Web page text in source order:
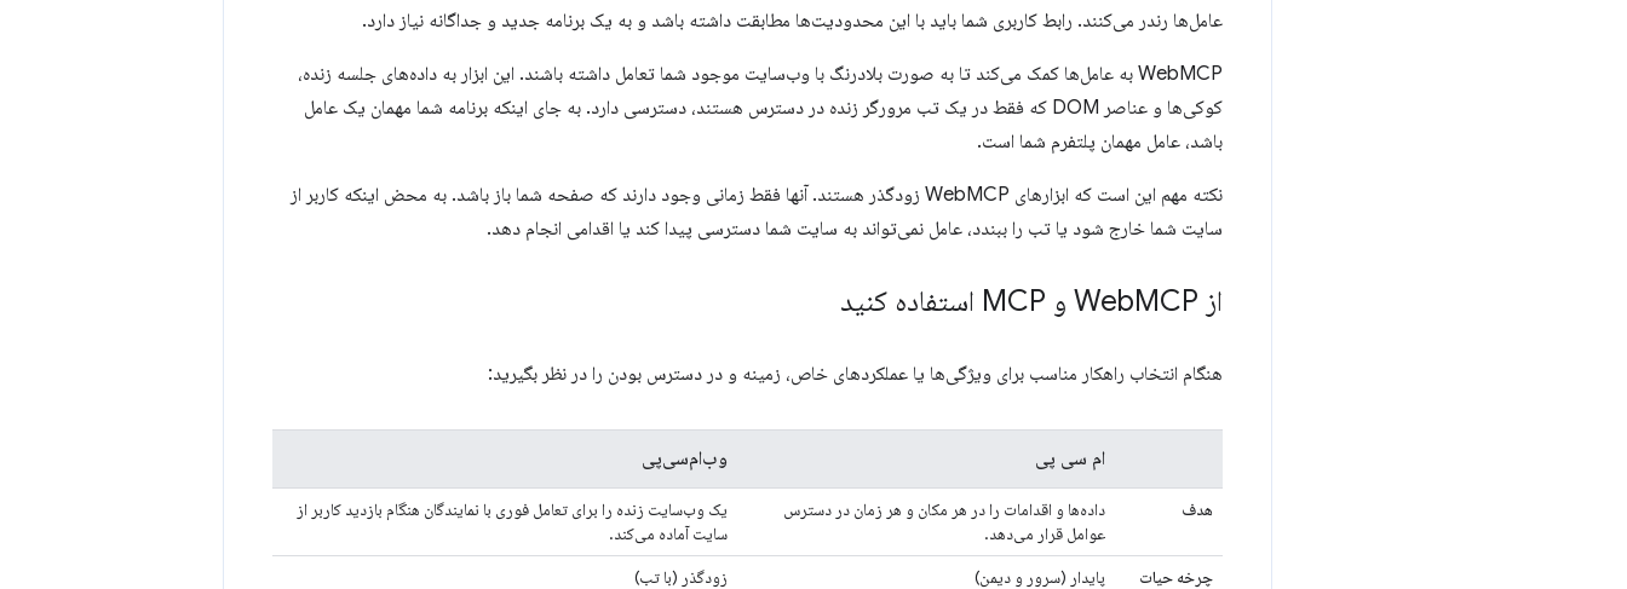
عامل‌ها رندر می‌کنند. رابط کاربری شما باید با این محدودیت‌ها مطابقت داشته باشد و به یک برنامه جدید و جداگانه نیاز دارد.
WebMCP به عامل‌ها کمک می‌کند تا به صورت بلادرنگ با وب‌سایت موجود شما تعامل داشته باشند. این ابزار به داده‌های جلسه زنده،
کوکی‌ها و عناصر DOM که فقط در یک تب مرورگر زنده در دسترس هستند، دسترسی دارد. به جای اینکه برنامه شما مهمان یک عامل
باشد، عامل مهمان پلتفرم شما است.
نکته مهم این است که ابزارهای WebMCP زودگذر هستند. آنها فقط زمانی وجود دارند که صفحه شما باز باشد. به محض اینکه کاربر از
سایت شما خارج شود یا تب را ببندد، عامل نمی‌تواند به سایت شما دسترسی پیدا کند یا اقدامی انجام دهد.
از Web MCP و MCP استفاده کنید
هنگام انتخاب راهکار مناسب برای ویژگی‌ها یا عملکردهای خاص، زمینه و در دسترس بودن را در نظر بگیرید:
ام سی پی وب‌ام‌سی‌پی
هدف
داده‌ها و اقدامات را در هر مکان و هر زمان در دسترس
عوامل قرار می‌دهد.
یک وب‌سایت زنده را برای تعامل فوری با نمایندگان هنگام بازدید کاربر از
سایت آماده می‌کند.
چرخه حیات
پایدار (سرور و دیمن)
زودگذر (با تب)